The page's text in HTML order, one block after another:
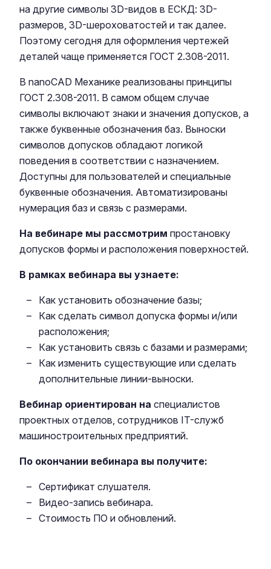
на другие символы 3D-видов в ЕСКД: 3D-
размеров, 3D-шероховатостей и так далее.
Поэтому сегодня для оформления чертежей
деталей чаще применяется ГОСТ 2.308-2011.
В nanoCAD Механике реализованы принципы
ГОСТ 2.308-2011. В самом общем случае
символы включают знаки и значения допусков, а
также буквенные обозначения баз. Выноски
символов допусков обладают логикой
поведения в соответствии с назначением.
Доступны для пользователей и специальные
буквенные обозначения. Автоматизированы
нумерация баз и связь с размерами.
На вебинаре мы рассмотрим простановку
допусков формы и расположения поверхностей.
В рамках вебинара вы узнаете:
Как установить обозначение базы;
Как сделать символ допуска формы и/или
расположения;
Как установить связь с базами и размерами;
Как изменить существующие или сделать
дополнительные линии-выноски.
Вебинар ориентирован на специалистов
проектных отделов, сотрудников IT-служб
машиностроительных предприятий.
По окончании вебинара вы получите:
Сертификат слушателя.
Видео-запись вебинара.
Стоимость ПО и обновлений.